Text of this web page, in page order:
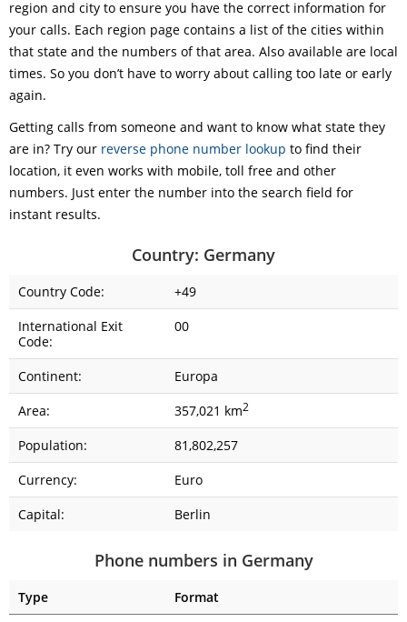
region and city to ensure you have the correct information for
your calls. Each region page contains a list of the cities within
that state and the numbers of that area. Also available are local
times. So you don’t have to worry about calling too late or early
again.
Getting calls from someone and want to know what state they
are in? Try our reverse phone number lookup to find their
location, it even works with mobile, toll free and other
numbers. Just enter the number into the search field for
instant results.
Country: Germany
Country Code:
+49
International Exit
Code:
00
Continent:
Europa
Area:
357,021 km2
Population:
81,802,257
Currency:
Euro
Capital:
Berlin
Phone numbers in Germany
Type
Format